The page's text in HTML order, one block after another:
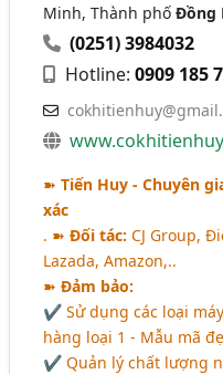
Minh, Thành phốĐồng
(0251) 3984032
Hotline:0909 185
➽Tiến Huy - Chuyên
xác
. ➽Đối tác: CJ Group,
Lazada, Amazon,..
➽Đảm bảo:
✔ Sử dụng các loại
hàng loại 1 - Mẫu mã
✔ Quản lý chất lượng